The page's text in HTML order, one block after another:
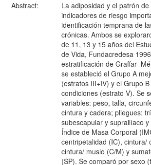
Abstract:
La adiposidad y el patrón
indicadores de riesgo
identificación temprana de
crónicas. Ambos se
de 11, 13 y 15 años del
de Vida, Fundacredesa
estratificación de Graffar-
se estableció el Grupo A
(estratos III+IV) y el Grupo
condiciones (estrato V). Se
variables: peso, talla,
cintura y cadera; pliegues:
subescapular y suprailíaco
Índice de Masa Corporal
centripetalidad (IC), cintura/
cintura/ muslo (C/M) y
(SP). Se comparó por sexo